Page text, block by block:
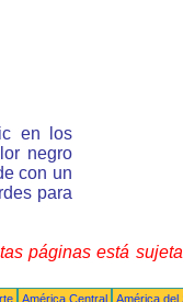
en los
negro
con un
para
páginas está
América Central
América del